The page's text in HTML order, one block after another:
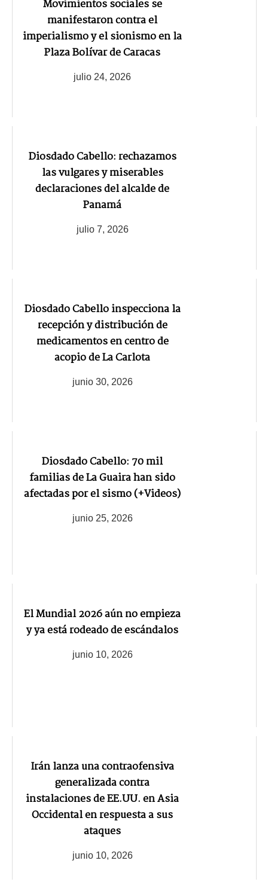
Movimientos sociales se
manifestaron contra el
imperialismo y el sionismo en la
Plaza Bolívar de Caracas
julio 24, 2026
Diosdado Cabello: rechazamos
las vulgares y miserables
declaraciones del alcalde de
Panamá
julio 7, 2026
Diosdado Cabello inspecciona la
recepción y distribución de
medicamentos en centro de
acopio de La Carlota
junio 30, 2026
Diosdado Cabello: 70 mil
familias de La Guaira han sido
afectadas por el sismo (+Videos)
junio 25, 2026
El Mundial 2026 aún no empieza
y ya está rodeado de escándalos
junio 10, 2026
Irán lanza una contraofensiva
generalizada contra
instalaciones de EE.UU. en Asia
Occidental en respuesta a sus
ataques
junio 10, 2026